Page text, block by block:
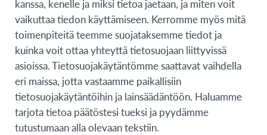
kanssa, kenelle ja miksi tietoa jaetaan, ja miten voit
vaikuttaa tiedon käyttämiseen. Kerromme myös mitä
toimenpiteitä teemme suojataksemme tiedot ja
kuinka voit ottaa yhteyttä tietosuojaan liittyvissä
asioissa. Tietosuojakäytäntömme saattavat vaihdella
eri maissa, jotta vastaamme paikallisiin
tietosuojakäytäntöihin ja lainsäädäntöön. Haluamme
tarjota tietoa päätöstesi tueksi ja pyydämme
tutustumaan alla olevaan tekstiin.